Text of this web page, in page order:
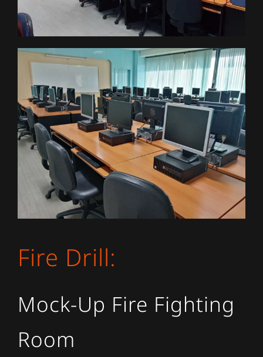
Fire Drill:
Mock-Up Fire Fighting
Room